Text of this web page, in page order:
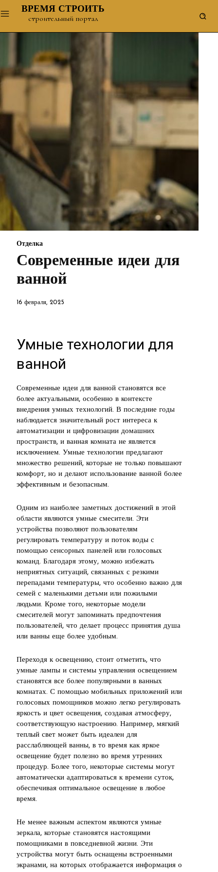
ВРЕМЯ СТРОИТЬ
строительный портал
Отделка
Современные идеи для
ванной
16 февраля, 2025
Умные технологии для
ванной
Современные идеи для ванной становятся все
более актуальными, особенно в контексте
внедрения умных технологий. В последние годы
наблюдается значительный рост интереса к
автоматизации и цифровизации домашних
пространств, и ванная комната не является
исключением. Умные технологии предлагают
множество решений, которые не только повышают
комфорт, но и делают использование ванной более
эффективным и безопасным.
Одним из наиболее заметных достижений в этой
области являются умные смесители. Эти
устройства позволяют пользователям
регулировать температуру и поток воды с
помощью сенсорных панелей или голосовых
команд. Благодаря этому, можно избежать
неприятных ситуаций, связанных с резкими
перепадами температуры, что особенно важно для
семей с маленькими детьми или пожилыми
людьми. Кроме того, некоторые модели
смесителей могут запоминать предпочтения
пользователей, что делает процесс принятия душа
или ванны еще более удобным.
Переходя к освещению, стоит отметить, что
умные лампы и системы управления освещением
становятся все более популярными в ванных
комнатах. С помощью мобильных приложений или
голосовых помощников можно легко регулировать
яркость и цвет освещения, создавая атмосферу,
соответствующую настроению. Например, мягкий
теплый свет может быть идеален для
расслабляющей ванны, в то время как яркое
освещение будет полезно во время утренних
процедур. Более того, некоторые системы могут
автоматически адаптироваться к времени суток,
обеспечивая оптимальное освещение в любое
время.
Не менее важным аспектом являются умные
зеркала, которые становятся настоящими
помощниками в повседневной жизни. Эти
устройства могут быть оснащены встроенными
экранами, на которых отображается информация о